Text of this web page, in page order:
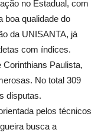
no Estadual, com
boa qualidade do
da UNISANTA, já
com índices.
Paulista,
No total 309
disputas.
pelos técnicos
busca a